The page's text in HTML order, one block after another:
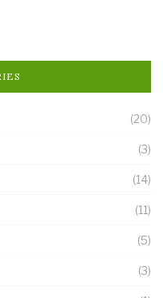
(20)
(3)
(14)
(11)
(5)
(3)